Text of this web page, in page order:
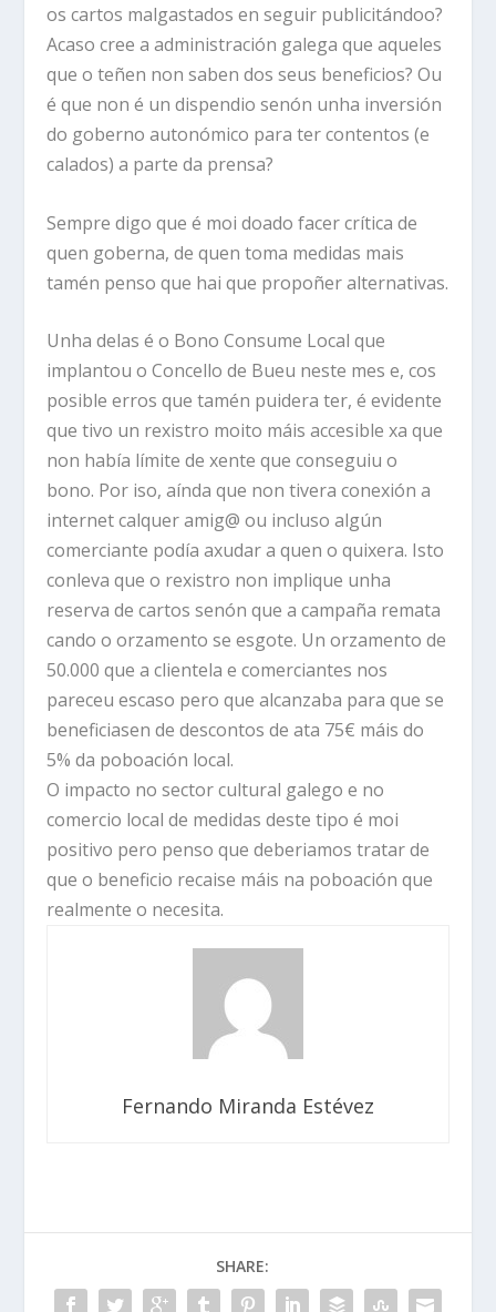
os cartos malgastados en seguir publicitándoo?
Acaso cree a administración galega que aqueles
que o teñen non saben dos seus beneficios? Ou
é que non é un dispendio senón unha inversión
do goberno autonómico para ter contentos (e
calados) a parte da prensa?
Sempre digo que é moi doado facer crítica de
quen goberna, de quen toma medidas mais
tamén penso que hai que propoñer alternativas.
Unha delas é o Bono Consume Local que
implantou o Concello de Bueu neste mes e, cos
posible erros que tamén puidera ter, é evidente
que tivo un rexistro moito máis accesible xa que
non había límite de xente que conseguiu o
bono. Por iso, aínda que non tivera conexión a
internet calquer amig@ ou incluso algún
comerciante podía axudar a quen o quixera. Isto
conleva que o rexistro non implique unha
reserva de cartos senón que a campaña remata
cando o orzamento se esgote. Un orzamento de
50.000 que a clientela e comerciantes nos
pareceu escaso pero que alcanzaba para que se
beneficiasen de descontos de ata 75€ máis do
5% da poboación local.
O impacto no sector cultural galego e no
comercio local de medidas deste tipo é moi
positivo pero penso que deberiamos tratar de
que o beneficio recaise máis na poboación que
realmente o necesita.
Fernando Miranda Estévez
SHARE: